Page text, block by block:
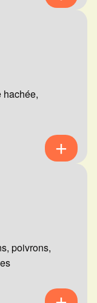
hachée,
poivrons,